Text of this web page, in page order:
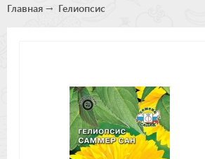
Доставка
Оптовикам
Главная Гелиопсис